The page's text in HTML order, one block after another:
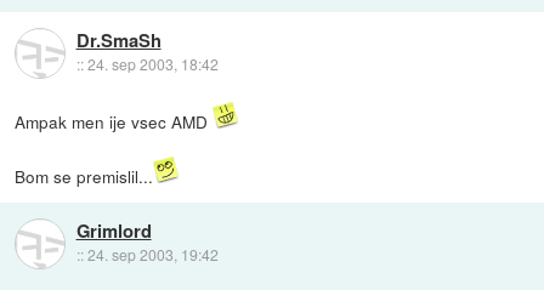
Dr.SmaSh
::24. sep 2003, 18:42
Ampak men ije vsec AMD
Bom se premislil...
Grimlord
::24. sep 2003, 19:42